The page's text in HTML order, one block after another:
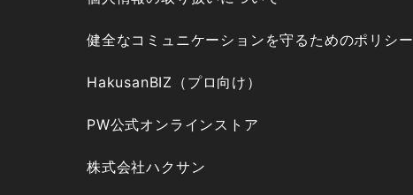
健全なコミュニケーションを守るためのポリシー
HakusanBIZ（プロ向け）
PW公式オンラインストア
株式会社ハクサン